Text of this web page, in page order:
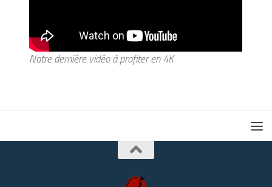
Notre dernière vidéo à profiter en 4K